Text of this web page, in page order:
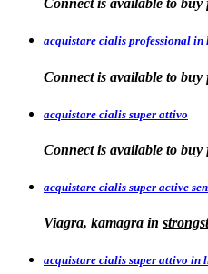
Connect is available to buy
acquistare cialis professional in
Connect is available to buy
acquistare cialis super attivo
Connect is available to buy
acquistare cialis super active
Viagra, kamagra in
acquistare cialis super attivo in